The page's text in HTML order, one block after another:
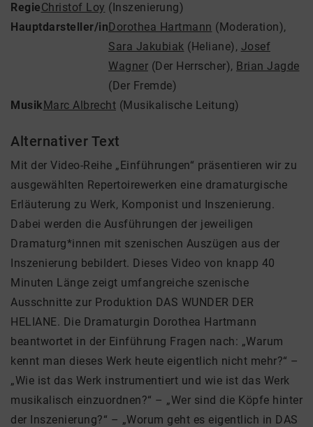
RegieChristof Loy (Inszenierung)
Hauptdarsteller/inDorothea Hartmann (Moderation),
Sara Jakubiak (Heliane), Josef
Wagner (Der Herrscher), Brian Jagde
(Der Fremde)
MusikMarc Albrecht (Musikalische Leitung)
Alternativer Text
Mit der Video-Reihe „Einführungen“ präsentieren wir zu
ausgewählten Repertoirewerken eine dramaturgische
Erläuterung zu Werk, Komponist und Inszenierung.
Dabei werden die Ausführungen der jeweiligen
Dramaturg*innen mit szenischen Auszügen aus der
Inszenierung bebildert. Dieses Video von knapp 40
Minuten Länge zeigt umfangreiche szenische
Ausschnitte zur Produktion DAS WUNDER DER
HELIANE. Die Dramaturgin Dorothea Hartmann
beantwortet in der Einführung Fragen nach: „Warum
kennt man dieses Werk heute eigentlich nicht mehr?“ –
„Wie ist das Werk instrumentiert und wie ist das Werk
musikalisch einzuordnen?“ – „Wer sind die Köpfe hinter
der Inszenierung?“ – „Worum geht es eigentlich in DAS